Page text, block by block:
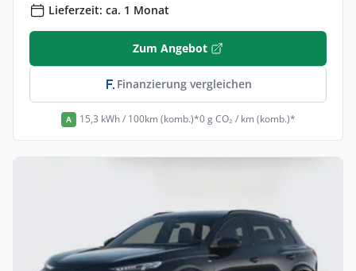
Lieferzeit: ca. 1 Monat
Zum Angebot
Finanzierung vergleichen
A 15,3 kWh / 100km (komb.)*0 g CO₂ / km (komb.)*